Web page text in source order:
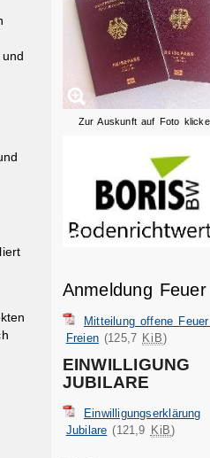
Zur Auskunft auf Foto
Anmeldung Feuer
Mitteilung offene
Freien (125,7 KiB)
EINWILLIGUNG
JUBILARE
Einwilligungserklärung
Jubilare (121,9 KiB)